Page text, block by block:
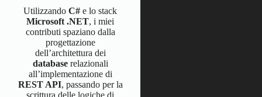
UtilizzandoC# e lo stack
Microsoft .NET, i miei
contributi spaziano dalla
progettazione
dell’architettura dei
databaserelazionali
all’implementazione di
REST API, passando per la